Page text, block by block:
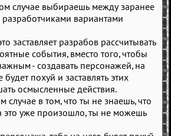
случае выбираешь между заранее
вариантами
заставляет разрабов рассчитывать
события, вместо того, чтобы
- создавать персонажей, на
похуй и заставлять этих
осмысленные действия.
случае в том, что ты не знаешь, что
это уже произошло, ты не можешь